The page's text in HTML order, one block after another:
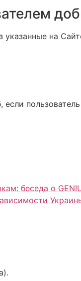
на
беседа о